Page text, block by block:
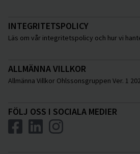
INTEGRITETSPOLICY
Läs om vår integritetspolicy och hur vi
ALLMÄNNA VILLKOR
Allmänna Villkor Ohlssonsgruppen Ver. 1
FÖLJ OSS I SOCIALA MEDIER